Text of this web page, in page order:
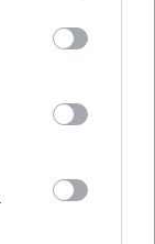
Info Privacy